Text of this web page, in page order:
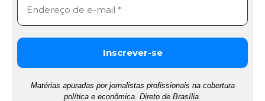
Matérias apuradas por jornalistas profissionais na cobertura
política e econômica. Direto de Brasília.